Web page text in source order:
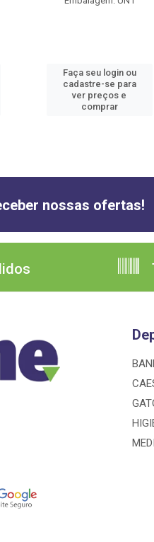
Faça seu login ou
cadastre-se para
ver preços e
comprar
nossas ofertas!